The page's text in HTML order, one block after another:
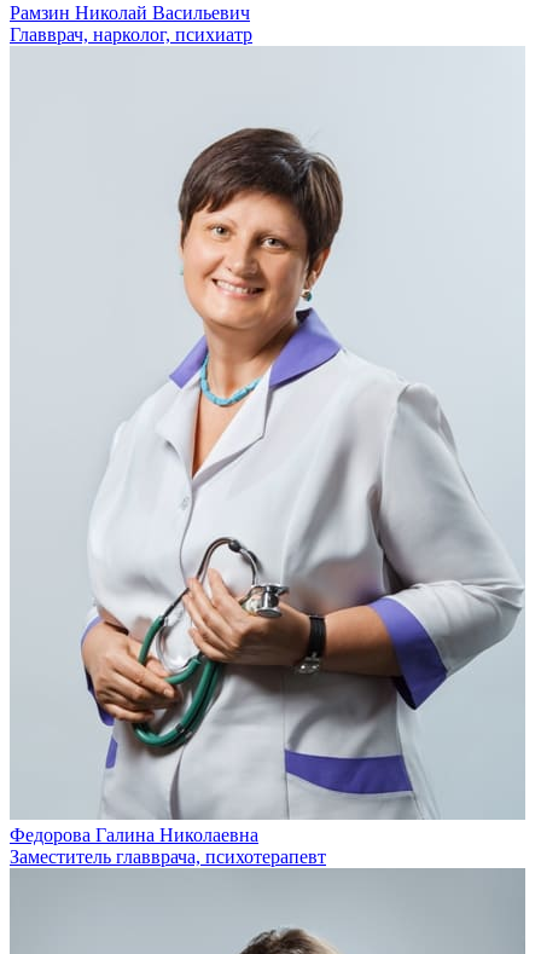
Рамзин Николай Васильевич
Главврач, нарколог, психиатр
Федорова Галина Николаевна
Заместитель главврача, психотерапевт